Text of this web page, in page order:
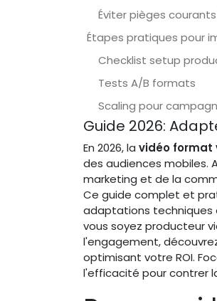
Éviter pièges
Étapes pratiques pour
Checklist setup
Tests A/B formats
Scaling pour
Guide 2026:
En 2026, la vidéo format
des audiences mobiles.
marketing et de la
Ce guide complet et
adaptations techniques
vous soyez producteur
l'engagement,
optimisant votre ROI.
l'efficacité pour contrer